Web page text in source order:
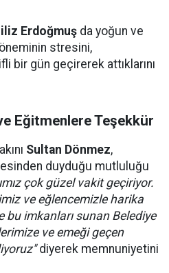
Erdoğmuş da yoğun ve
stresini,
bir gün geçirerek attıklarını
Eğitmenlere Teşekkür
Sultan Dönmez,
duyduğu mutluluğu
çok güzel vakit geçiriyor.
ve eğlencemizle harika
bu imkanları sunan Belediye
ve emeği geçen
diyerek memnuniyetini